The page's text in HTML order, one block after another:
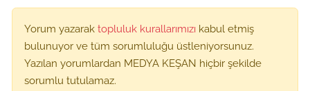
Yorum yazarak topluluk kurallarımızı kabul etmiş
bulunuyor ve tüm sorumluluğu üstleniyorsunuz.
Yazılan yorumlardan MEDYA KEŞAN hiçbir şekilde
sorumlu tutulamaz.